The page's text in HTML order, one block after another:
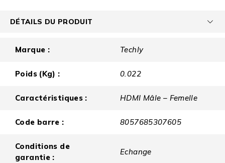
DÉTAILS DU PRODUIT
Marque : Techly
Poids (Kg) : 0.022
Caractéristiques : HDMI Mâle – Femelle
Code barre : 8057685307605
Conditions de
garantie :
Echange